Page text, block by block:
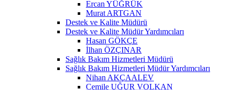
Ercan YÜĞRÜK
Murat ARTGAN
Destek ve Kalite Müdürü
Destek ve Kalite Müdür Yardımcıları
Hasan GÖKÇE
İlhan ÖZÇINAR
Sağlık Bakım Hizmetleri Müdürü
Sağlık Bakım Hizmetleri Müdür Yardımcıları
Nihan AKÇAALEV
Cemile UĞUR VOLKAN